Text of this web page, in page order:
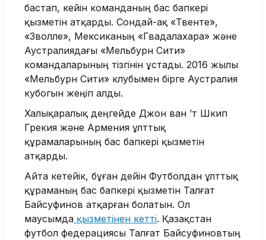
бастап, кейін команданың бас бапкері
қызметін атқарды. Сондай-ақ «Твенте»,
«Зволле», Мексиканың «Гвадалахара» және
Аустралиядағы «Мельбурн Сити»
командаларының тізгінін ұстады. 2016 жылы
«Мельбурн Сити» клубымен бірге Аустралия
кубогын жеңіп алды.
Халықаралық деңгейде Джон ван ’т Шкип
Грекия және Армения ұлттық
құрамаларының бас бапкері қызметін
атқарды.
Айта кетейік, бұған дейін Футболдан ұлттық
құраманың бас бапкері қызметін Талғат
Байсуфинов атқарған болатын. Ол
маусымда қызметінен кетті. Қазақстан
футбол федерациясы Талғат Байсуфиновтың